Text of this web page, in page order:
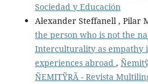
Sociedad y Educación
Alexander Steffanell , Pilar
the person who is not the
Interculturality as empathy
experiences abroad ,
ÑEMITỸRÃ - Revista